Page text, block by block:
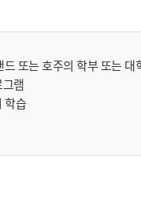
또는 호주의 학부 또는 대
램
학습